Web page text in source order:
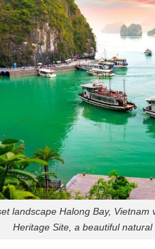
landscape Halong Bay,
Heritage Site, a beautiful